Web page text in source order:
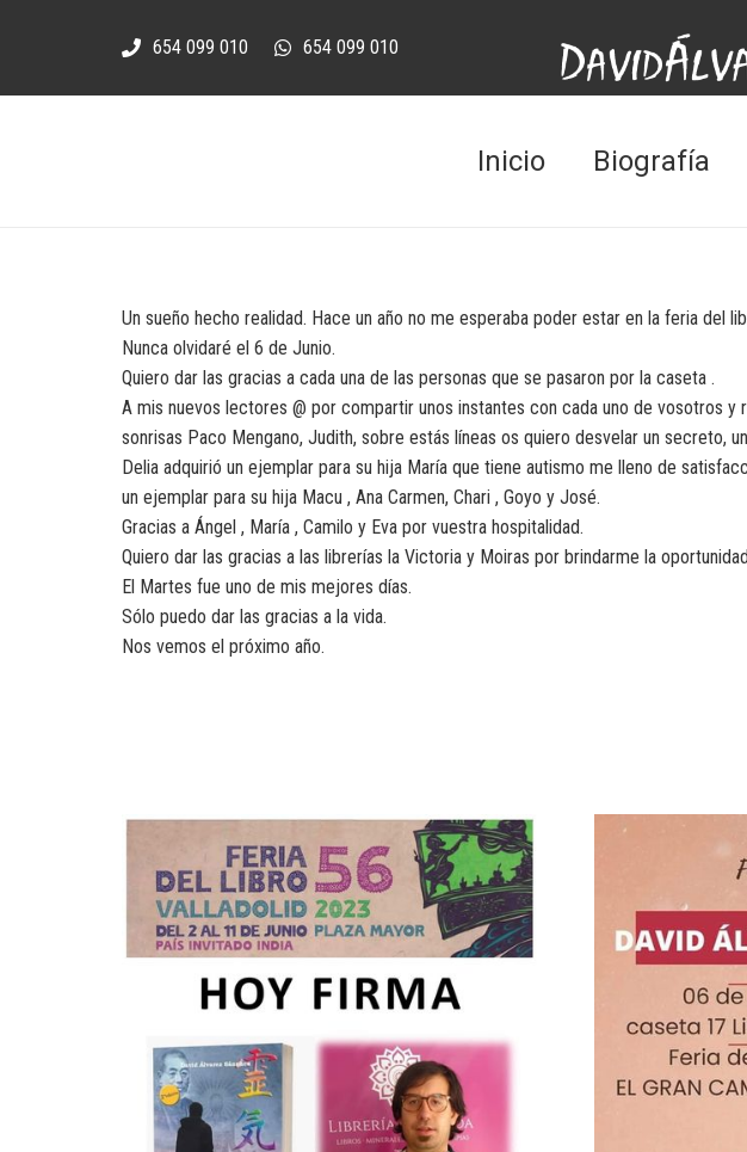
654 099 010 654 099 010
Inicio Biografía
Un sueño hecho realidad. Hace un año no me esperaba poder estar en la feria del
Nunca olvidaré el 6 de Junio.
Quiero dar las gracias a cada una de las personas que se pasaron por la caseta .
A mis nuevos lectores @ por compartir unos instantes con cada uno de vosotros y
sonrisas Paco Mengano, Judith, sobre estás líneas os quiero desvelar un secreto,
Delia adquirió un ejemplar para su hija María que tiene autismo me lleno de
un ejemplar para su hija Macu , Ana Carmen, Chari , Goyo y José.
Gracias a Ángel , María , Camilo y Eva por vuestra hospitalidad.
Quiero dar las gracias a las librerías la Victoria y Moiras por brindarme la
El Martes fue uno de mis mejores días.
Sólo puedo dar las gracias a la vida.
Nos vemos el próximo año.